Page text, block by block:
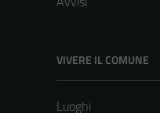
VIVERE IL COMUNE
Luoghi